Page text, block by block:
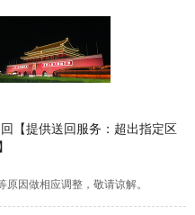
【提供送回服务：超出指定区
因做相应调整，敬请谅解。